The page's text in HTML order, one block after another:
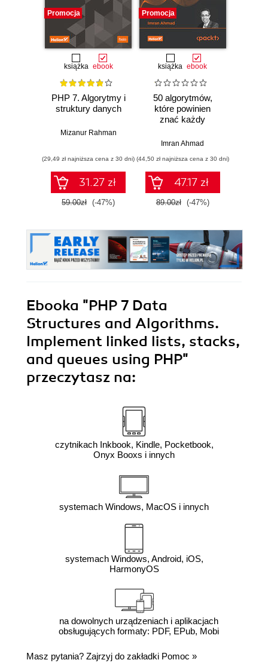
Promocja
książka ebook
PHP 7. Algorytmy i
struktury danych
Mizanur Rahman
(29,49 zł najniższa cena z 30 dni)
31.27 zł
59.00zł (-47%)
Promocja
książka ebook
50 algorytmów,
które powinien
znać każdy
Klasyczne i
algorytmy z
dziedzin uczenia
maszynowego,
projektowania
oprogramowania,
Wydanie II
Imran Ahmad
(44,50 zł najniższa cena z 30 dni)
47.17 zł
89.00zł (-47%)
Ebooka "PHP 7 Data
Structures and Algorithms.
Implement linked lists, stacks,
and queues using PHP"
przeczytasz na:
czytnikach Inkbook, Kindle, Pocketbook,
Onyx Booxs i innych
systemach Windows, MacOS i innych
systemach Windows, Android, iOS,
HarmonyOS
na dowolnych urządzeniach i aplikacjach
obsługujących formaty: PDF, EPub, Mobi
Masz pytania? Zajrzyj do zakładki Pomoc »